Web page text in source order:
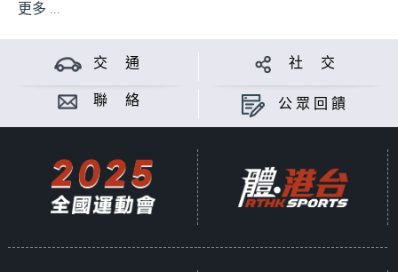
更多 ...
交 通 社 交
聯 絡 公眾回饋